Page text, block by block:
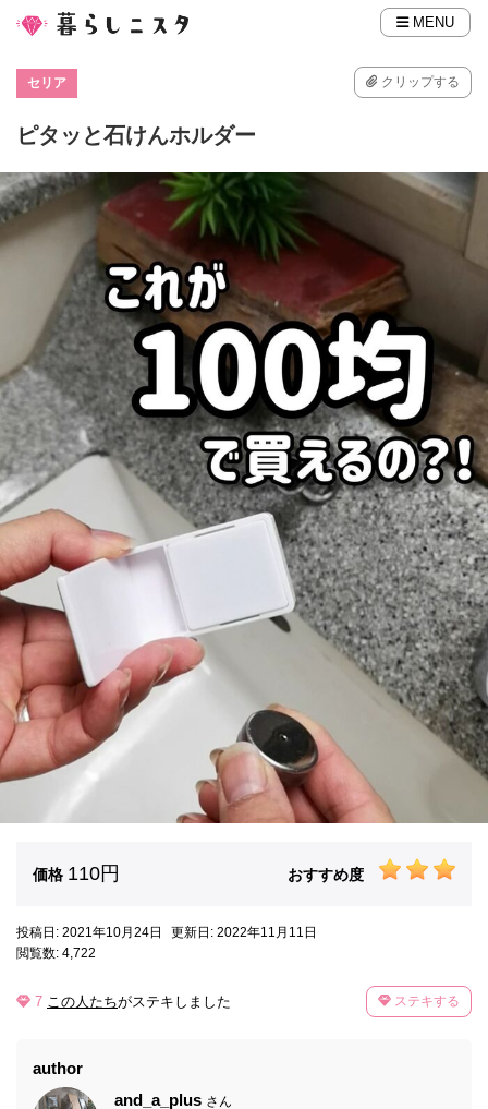
MENU
セリア クリップする
ピタッと石けんホルダー
価格 110円 おすすめ度
投稿日: 2021年10月24日
更新日: 2022年11月11日
閲覧数: 4,722
7 この人たちがステキしました ステキする
author
and_a_plus さん